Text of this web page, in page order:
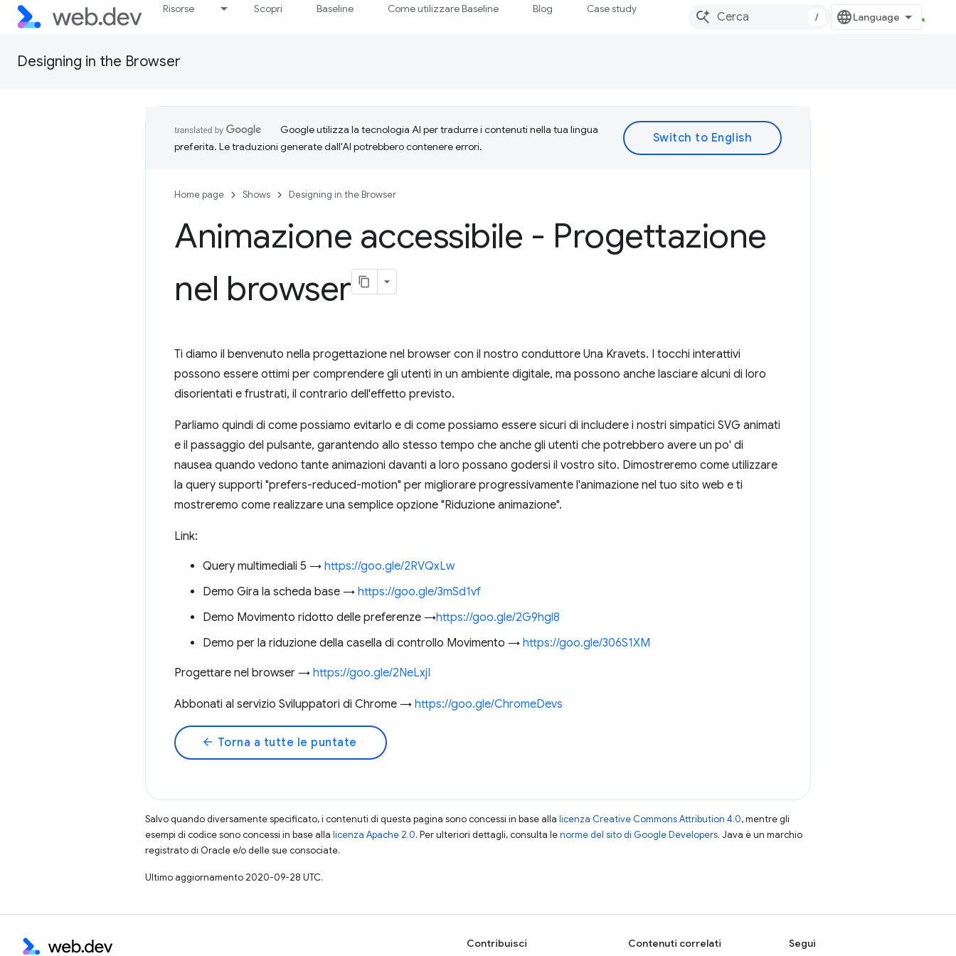
Risorse Scopri Baseline Come utilizzare Baseline Blog Case study
/
Designing in the Browser
Google utilizza la tecnologia AI per tradurre i contenuti nella tua lingua
preferita. Le traduzioni generate dall'AI potrebbero contenere errori.
Home page Shows Designing in the Browser
Animazione accessibile - Progettazione
nel browser
Ti diamo il benvenuto nella progettazione nel browser con il nostro conduttore Una Kravets. I tocchi interattivi
possono essere ottimi per comprendere gli utenti in un ambiente digitale, ma possono anche lasciare alcuni di loro
disorientati e frustrati, il contrario dell'effetto previsto.
Parliamo quindi di come possiamo evitarlo e di come possiamo essere sicuri di includere i nostri simpatici SVG animati
e il passaggio del pulsante, garantendo allo stesso tempo che anche gli utenti che potrebbero avere un po' di
nausea quando vedono tante animazioni davanti a loro possano godersi il vostro sito. Dimostreremo come utilizzare
la query supporti "prefers-reduced-motion" per migliorare progressivamente l'animazione nel tuo sito web e ti
mostreremo come realizzare una semplice opzione "Riduzione animazione".
Link:
Query multimediali 5 → https://goo.gle/2RVQxLw
Demo Gira la scheda base → https://goo.gle/3mSd1vf
Demo Movimento ridotto delle preferenze →https://goo.gle/2G9hgl8
Demo per la riduzione della casella di controllo Movimento → https://goo.gle/306S1XM
Progettare nel browser → https://goo.gle/2NeLxjI
Abbonati al servizio Sviluppatori di Chrome → https://goo.gle/ChromeDevs
arrow_back Torna a tutte le puntate
Salvo quando diversamente specificato, i contenuti di questa pagina sono concessi in base alla licenza Creative Commons Attribution 4.0, mentre gli
esempi di codice sono concessi in base alla licenza Apache 2.0. Per ulteriori dettagli, consulta lenorme del sito di Google Developers. Java è un marchio
registrato di Oracle e/o delle sue consociate.
Ultimo aggiornamento 2020-09-28 UTC.
Contribuisci Contenuti correlati Segui